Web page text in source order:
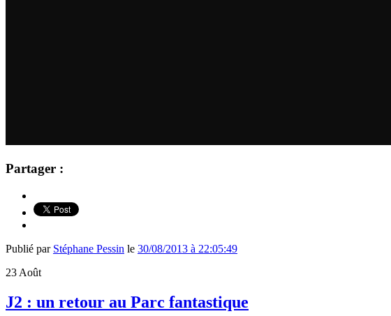
Partager :
Publié par Stéphane Pessin le 30/08/2013 à 22:05:49
23 Août
J2 : un retour au Parc fantastique